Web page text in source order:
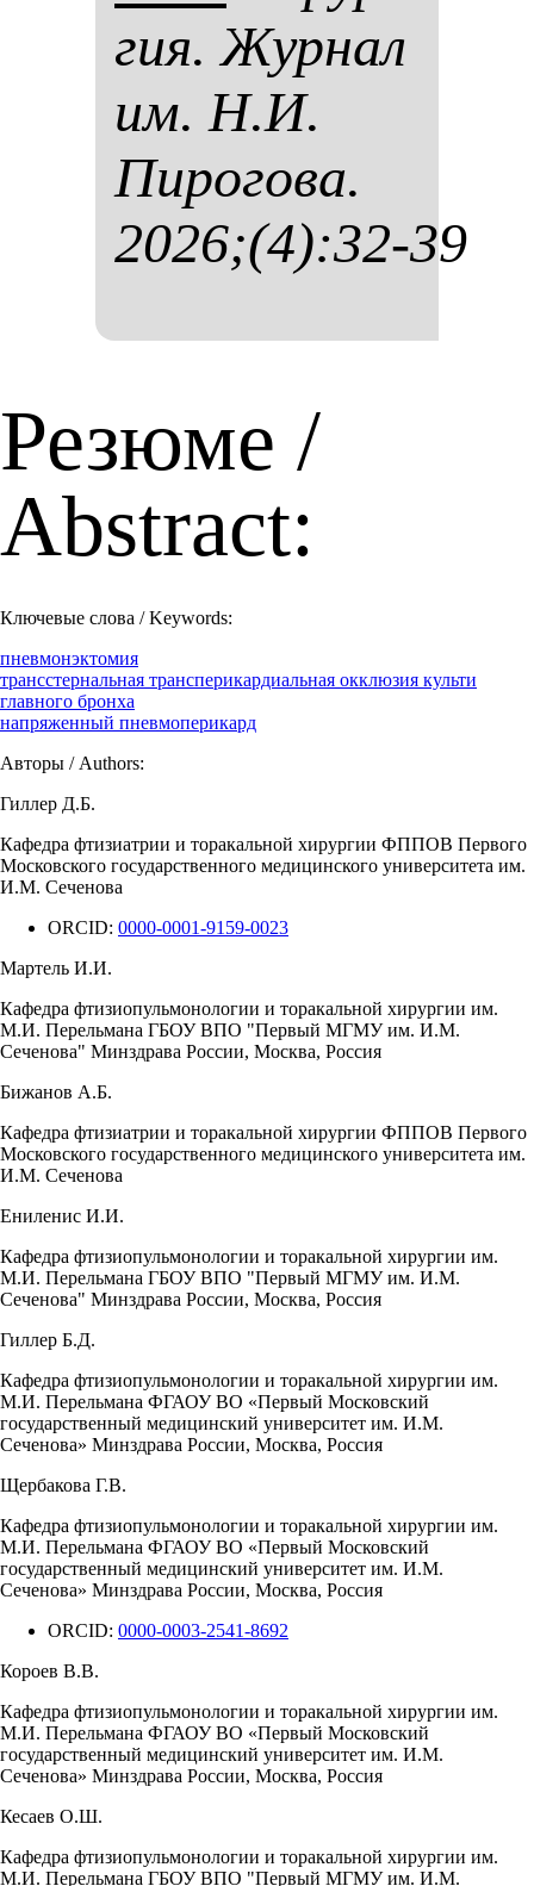
гия. Жур­нал
им. Н.И.
Пи­ро­го­ва.
2026;(4):32-39
Резюме /
Abstract:
Ключевые слова / Keywords:
пневмонэктомия
трансстернальная трансперикардиальная окклюзия культи
главного бронха
напряженный пневмоперикард
Авторы / Authors:
Гиллер Д.Б.
Кафедра фтизиатрии и торакальной хирургии ФППОВ Первого
Московского государственного медицинского университета им.
И.М. Сеченова
ORCID: 0000-0001-9159-0023
Мартель И.И.
Кафедра фтизиопульмонологии и торакальной хирургии им.
М.И. Перельмана ГБОУ ВПО "Первый МГМУ им. И.М.
Сеченова" Минздрава России, Москва, Россия
Бижанов А.Б.
Кафедра фтизиатрии и торакальной хирургии ФППОВ Первого
Московского государственного медицинского университета им.
И.М. Сеченова
Ениленис И.И.
Кафедра фтизиопульмонологии и торакальной хирургии им.
М.И. Перельмана ГБОУ ВПО "Первый МГМУ им. И.М.
Сеченова" Минздрава России, Москва, Россия
Гиллер Б.Д.
Кафедра фтизиопульмонологии и торакальной хирургии им.
М.И. Перельмана ФГАОУ ВО «Первый Московский
государственный медицинский университет им. И.М.
Сеченова» Минздрава России, Москва, Россия
Щербакова Г.В.
Кафедра фтизиопульмонологии и торакальной хирургии им.
М.И. Перельмана ФГАОУ ВО «Первый Московский
государственный медицинский университет им. И.М.
Сеченова» Минздрава России, Москва, Россия
ORCID: 0000-0003-2541-8692
Короев В.В.
Кафедра фтизиопульмонологии и торакальной хирургии им.
М.И. Перельмана ФГАОУ ВО «Первый Московский
государственный медицинский университет им. И.М.
Сеченова» Минздрава России, Москва, Россия
Кесаев О.Ш.
Кафедра фтизиопульмонологии и торакальной хирургии им.
М.И. Перельмана ГБОУ ВПО "Первый МГМУ им. И.М.